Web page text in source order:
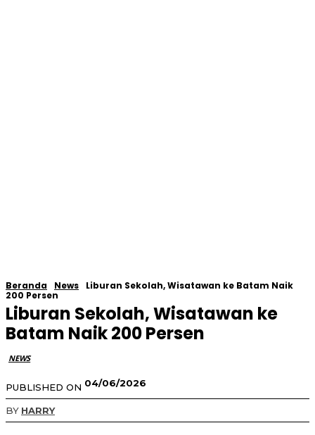
Beranda News
Liburan Sekolah, Wisatawan ke Batam Naik
200 Persen
Liburan Sekolah, Wisatawan ke
Batam Naik 200 Persen
NEWS
PUBLISHED ON 04/06/2026
BY HARRY